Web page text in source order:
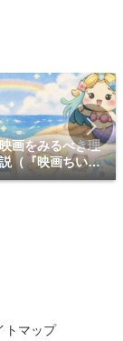
画をみるべき理
（『映画ちいか
ひみつ』）
トマップ